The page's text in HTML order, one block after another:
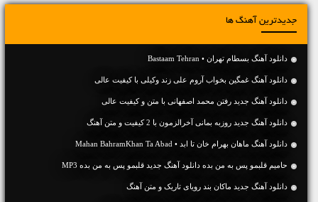
جدیدترین آهنگ ها
دانلود آهنگ بسطام تهران • Bastaam Tehran
دانلود آهنگ غمگین بخواب آروم علی زند وکیلی با کیفیت عالی
دانلود آهنگ جديد رفتن محمد اصفهانی با متن و کیفیت عالی
دانلود آهنگ جديد روزبه بمانی آخرالزمون با 2 کیفیت و متن آهنگ
دانلود آهنگ ماهان بهرام خان تا ابد • Mahan BahramKhan Ta Abad
حامیم قلبمو پس به من بده دانلود آهنگ جدید قلبمو پس به من بده MP3
دانلود آهنگ جديد ماکان بند رویای تاریک و متن آهنگ